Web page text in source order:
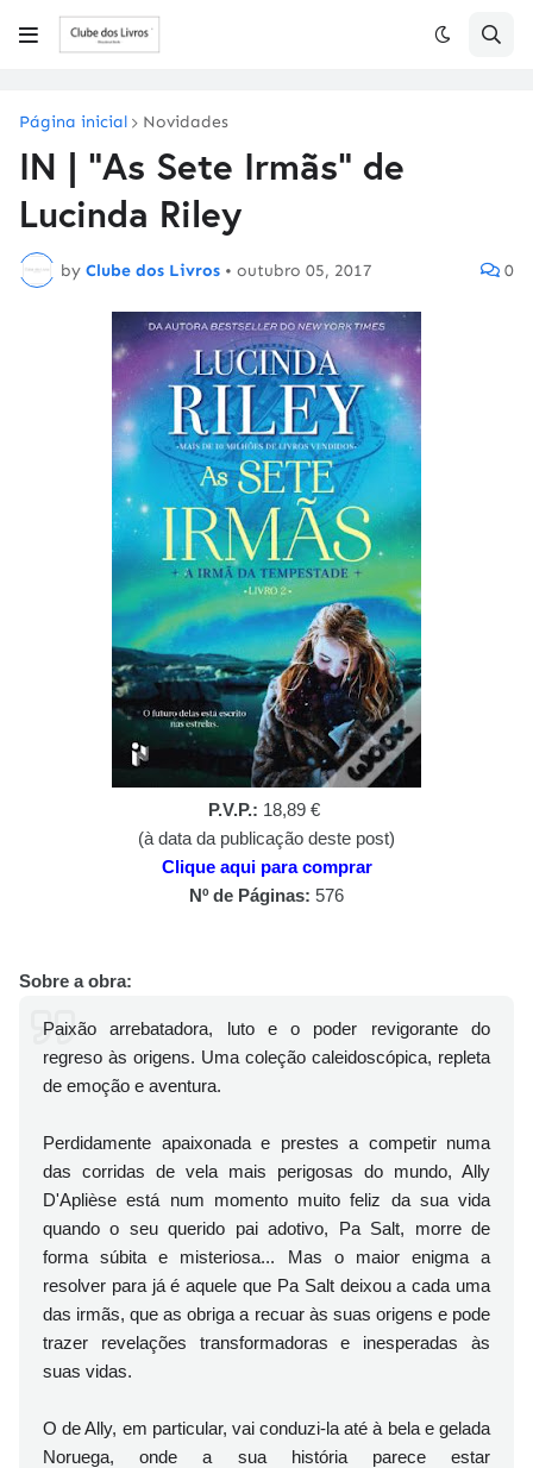
Página inicial Novidades
IN | "As Sete Irmãs" de
Lucinda Riley
by Clube dos Livros • outubro 05, 2017 0
P.V.P.: 18,89 €
(à data da publicação deste post)
Clique aqui para comprar
Nº de Páginas: 576
Sobre a obra:
Paixão arrebatadora, luto e o poder revigorante do
regreso às origens. Uma coleção caleidoscópica, repleta
de emoção e aventura.
Perdidamente apaixonada e prestes a competir numa
das corridas de vela mais perigosas do mundo, Ally
D'Aplièse está num momento muito feliz da sua vida
quando o seu querido pai adotivo, Pa Salt, morre de
forma súbita e misteriosa... Mas o maior enigma a
resolver para já é aquele que Pa Salt deixou a cada uma
das irmãs, que as obriga a recuar às suas origens e pode
trazer revelações transformadoras e inesperadas às
suas vidas.
O de Ally, em particular, vai conduzi-la até à bela e gelada
Noruega, onde a sua história parece estar